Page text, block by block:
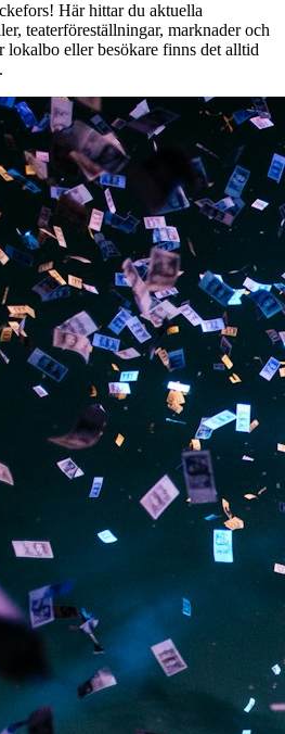
Här hittar du aktuella
teaterföreställningar, marknader och
lokalbo eller besökare finns det alltid